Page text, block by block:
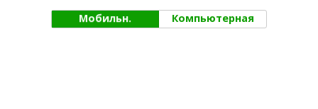
Мобильн. Компьютерная